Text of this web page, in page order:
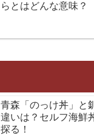
らとはどんな意味？
青森「のっけ丼」と
違いは？セルフ海鮮
探る！